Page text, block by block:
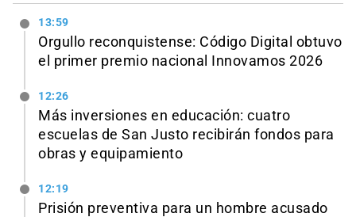
13:59
Orgullo reconquistense: Código Digital obtuvo
el primer premio nacional Innovamos 2026
12:26
Más inversiones en educación: cuatro
escuelas de San Justo recibirán fondos para
obras y equipamiento
12:19
Prisión preventiva para un hombre acusado